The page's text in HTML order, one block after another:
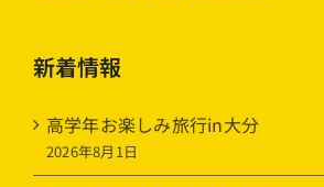
新着情報
高学年お楽しみ旅行in大分
2026年8月1日